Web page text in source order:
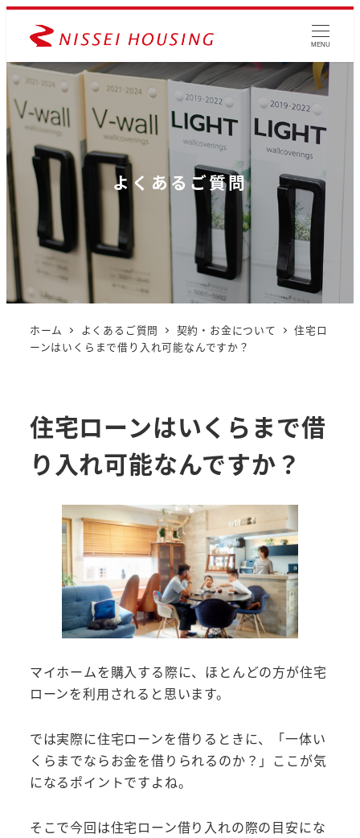
MENU
よくあるご質問
ホーム よくあるご質問 契約・お金について
住宅ロ
ーンはいくらまで借り入れ可能なんですか？
住宅ローンはいくらまで借
り入れ可能なんですか？
マイホームを購入する際に、ほとんどの方が住宅
ローンを利用されると思います。
では実際に住宅ローンを借りるときに、「一体い
くらまでならお金を借りられるのか？」ここが気
になるポイントですよね。
そこで今回は住宅ローン借り入れの際の目安にな